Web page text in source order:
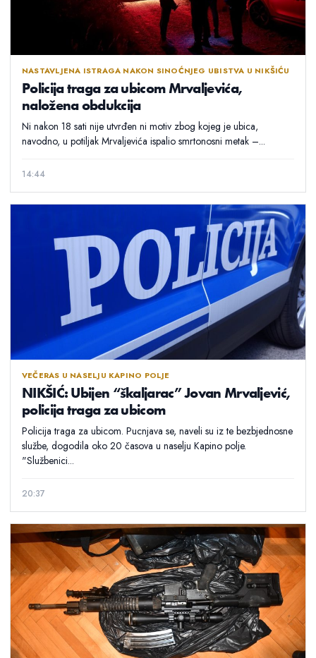
NASTAVLJENA ISTRAGA NAKON SINOĆNJEG UBISTVA U NIKŠIĆU
Policija traga za ubicom Mrvaljevića,
naložena obdukcija
Ni nakon 18 sati nije utvrđen ni motiv zbog kojeg je ubica,
navodno, u potiljak Mrvaljevića ispalio smrtonosni metak –...
14:44
VEČERAS U NASELJU KAPINO POLJE
NIKŠIĆ: Ubijen “škaljarac” Jovan Mrvaljević,
policija traga za ubicom
Policija traga za ubicom. Pucnjava se, naveli su iz te bezbjednosne
službe, dogodila oko 20 časova u naselju Kapino polje.
"Službenici...
20:37